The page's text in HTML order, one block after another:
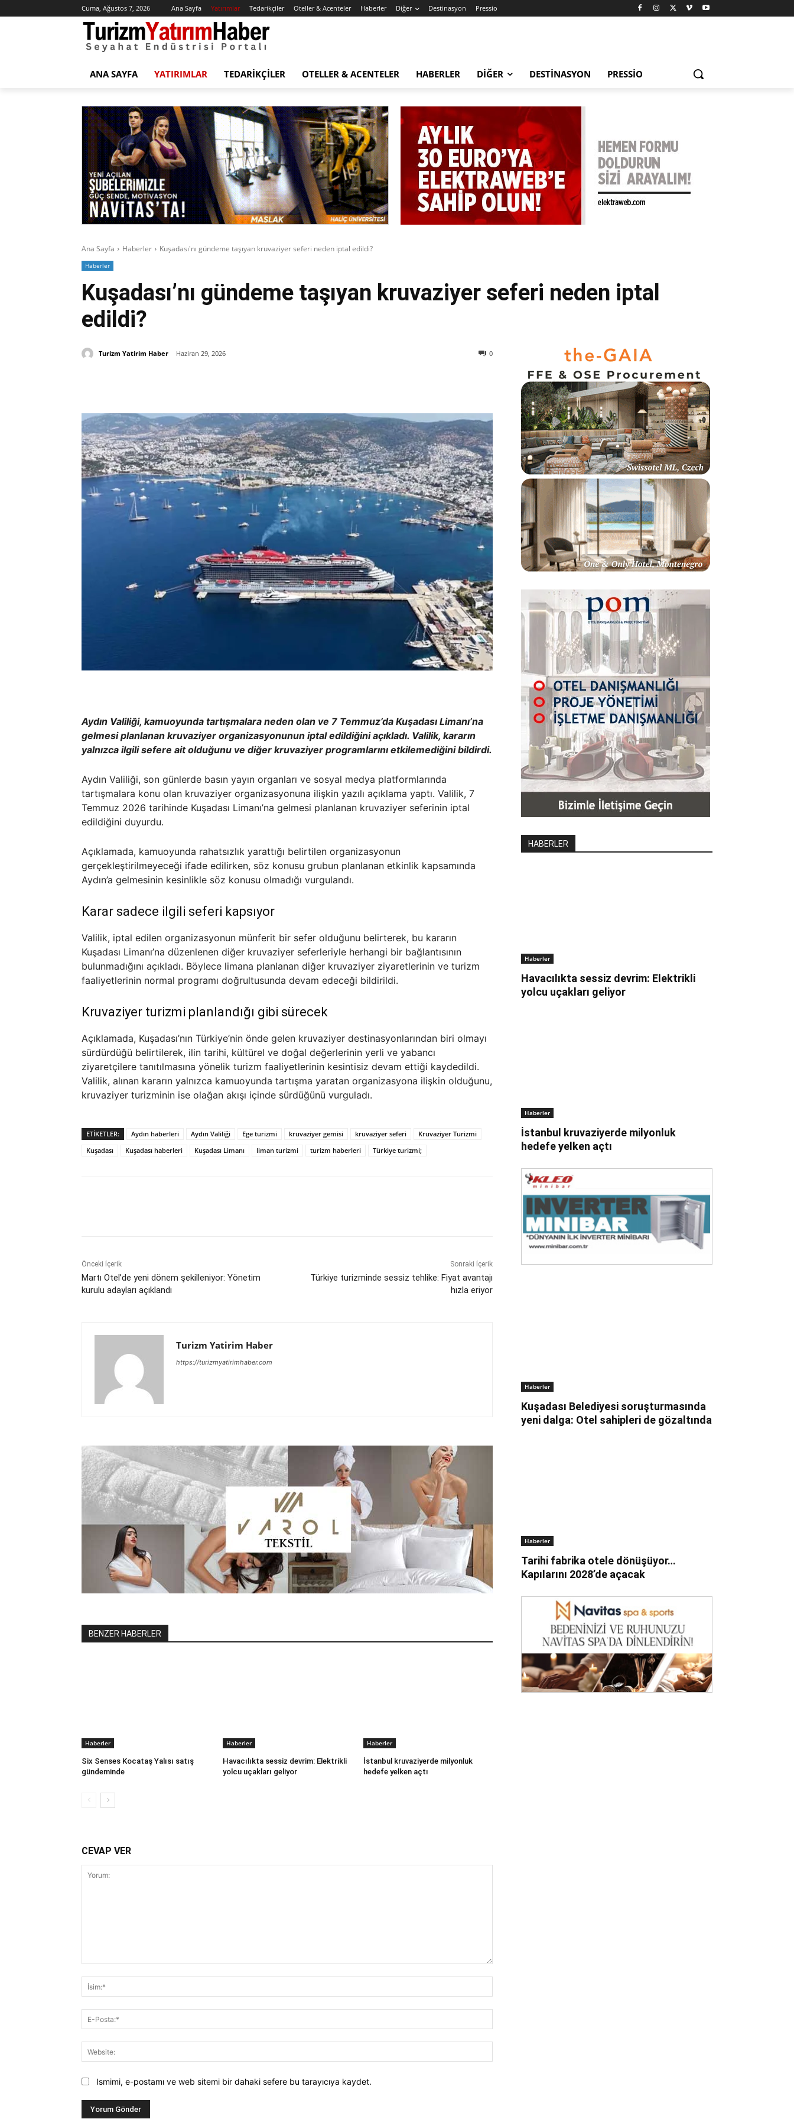
Cuma, Ağustos 7, 2026 Ana Sayfa Yatırımlar Tedarikçiler Oteller & Acenteler Haberler Diğer Destinasyon Pressio
ANA SAYFA YATIRIMLAR TEDARIKÇILER OTELLER & ACENTELER HABERLER DIĞER DESTINASYON PRESSIO
Ana Sayfa Haberler Kuşadası'nı gündeme taşıyan kruvaziyer seferi neden iptal edildi?
Haberler
Kuşadası’nı gündeme taşıyan kruvaziyer seferi neden iptal
edildi?
0
Turizm Yatirim Haber Haziran 29, 2026
Aydın Valiliği, kamuoyunda tartışmalara neden olan ve 7 Temmuz’da Kuşadası Limanı’na
gelmesi planlanan kruvaziyer organizasyonunun iptal edildiğini açıkladı. Valilik, kararın
yalnızca ilgili sefere ait olduğunu ve diğer kruvaziyer programlarını etkilemediğini bildirdi.
Aydın Valiliği, son günlerde basın yayın organları ve sosyal medya platformlarında
tartışmalara konu olan kruvaziyer organizasyonuna ilişkin yazılı açıklama yaptı. Valilik, 7
Temmuz 2026 tarihinde Kuşadası Limanı’na gelmesi planlanan kruvaziyer seferinin iptal
edildiğini duyurdu.
Açıklamada, kamuoyunda rahatsızlık yarattığı belirtilen organizasyonun
gerçekleştirilmeyeceği ifade edilirken, söz konusu grubun planlanan etkinlik kapsamında
Aydın’a gelmesinin kesinlikle söz konusu olmadığı vurgulandı.
Karar sadece ilgili seferi kapsıyor
Valilik, iptal edilen organizasyonun münferit bir sefer olduğunu belirterek, bu kararın
Kuşadası Limanı’na düzenlenen diğer kruvaziyer seferleriyle herhangi bir bağlantısının
bulunmadığını açıkladı. Böylece limana planlanan diğer kruvaziyer ziyaretlerinin ve turizm
faaliyetlerinin normal programı doğrultusunda devam edeceği bildirildi.
Kruvaziyer turizmi planlandığı gibi sürecek
Açıklamada, Kuşadası’nın Türkiye’nin önde gelen kruvaziyer destinasyonlarından biri olmayı
sürdürdüğü belirtilerek, ilin tarihi, kültürel ve doğal değerlerinin yerli ve yabancı
ziyaretçilere tanıtılmasına yönelik turizm faaliyetlerinin kesintisiz devam ettiği kaydedildi.
Valilik, alınan kararın yalnızca kamuoyunda tartışma yaratan organizasyona ilişkin olduğunu,
kruvaziyer turizminin ise olağan akışı içinde sürdüğünü vurguladı.
ETIKETLER: Aydın haberleri Aydın Valiliği Ege turizmi kruvaziyer gemisi kruvaziyer seferi
Kruvaziyer Turizmi
Kuşadası
Kuşadası haberleri Kuşadası Limanı liman turizmi turizm haberleri Türkiye turizmi;
Önceki İçerik
Martı Otel’de yeni dönem şekilleniyor: Yönetim
kurulu adayları açıklandı
Sonraki İçerik
Türkiye turizminde sessiz tehlike: Fiyat avantajı
hızla eriyor
Turizm Yatirim Haber
https://turizmyatirimhaber.com
BENZER HABERLER
Haberler
Six Senses Kocataş Yalısı satış
gündeminde
Haberler
Havacılıkta sessiz devrim: Elektrikli
yolcu uçakları geliyor
Haberler
İstanbul kruvaziyerde milyonluk
hedefe yelken açtı
CEVAP VER
Posta:*
Ismimi, e-postamı ve web sitemi bir dahaki sefere bu tarayıcıya kaydet.
HABERLER
Haberler
Havacılıkta sessiz devrim: Elektrikli
yolcu uçakları geliyor
Haberler
İstanbul kruvaziyerde milyonluk
hedefe yelken açtı
Haberler
Kuşadası Belediyesi soruşturmasında
yeni dalga: Otel sahipleri de gözaltında
Haberler
Tarihi fabrika otele dönüşüyor…
Kapılarını 2028’de açacak